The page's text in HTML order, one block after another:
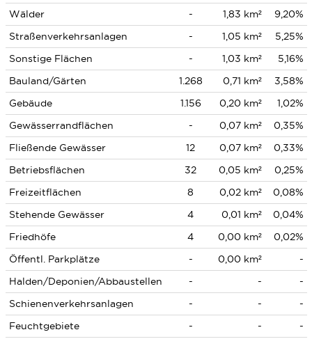
Wälder - 1,83 km²
9,20%
Straßenverkehrsanlagen
- 1,05 km²
5,25%
Sonstige Flächen
- 1,03 km²
5,16%
Bauland/Gärten
1.268 0,71 km²
3,58%
Gebäude
1.156 0,20 km²
1,02%
Gewässerrandflächen
- 0,07 km²
0,35%
Fließende Gewässer
12 0,07 km²
0,33%
Betriebsflächen
32 0,05 km²
0,25%
Freizeitflächen
8 0,02 km²
0,08%
Stehende Gewässer
4 0,01 km²
0,04%
Friedhöfe
4 0,00 km²
0,02%
Öffentl. Parkplätze
- 0,00 km²
-
Halden/Deponien/Abbaustellen
- -
-
Schienenverkehrsanlagen
- -
-
Feuchtgebiete
- - -